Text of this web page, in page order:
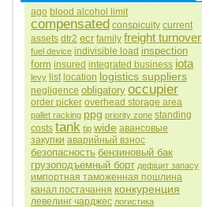
ago blood alcohol limit
compensated conspicuity current
assets dtr2 ecr family freight turnover
fuel device indivisible load inspection
form insured integrated business iota
levy list location logistics suppliers
negligence obligatory occupier
order picker overhead storage area
pallet racking ppg priority zone standing
costs tank tip wide авансовые
закупки аварийный взнос
безопасность бензиновый бак
грузоподъемный борт дефіцит запасу
импортная таможенная пошлина
канал постачання конкуренция
левелинг чарджес логистика